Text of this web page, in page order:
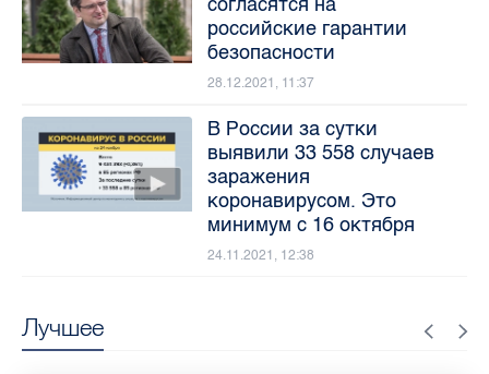
Лучшее
российские гарантии
безопасности
28.12.2021, 11:37
В России за сутки
выявили 33 558 случаев
заражения
коронавирусом. Это
минимум с 16 октября
24.11.2021, 12:38